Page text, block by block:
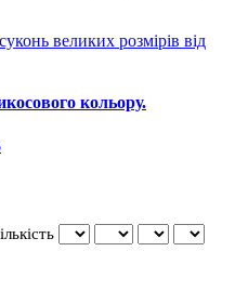
кольору.